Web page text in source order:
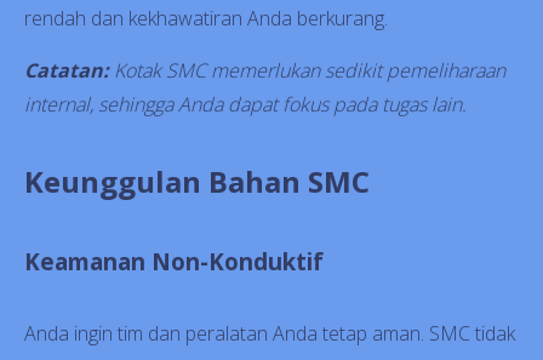
rendah dan kekhawatiran Anda berkurang.
Catatan:Kotak SMC memerlukan sedikit pemeliharaan
internal, sehingga Anda dapat fokus pada tugas lain.
Keunggulan Bahan SMC
Keamanan Non-Konduktif
Anda ingin tim dan peralatan Anda tetap aman. SMC tidak